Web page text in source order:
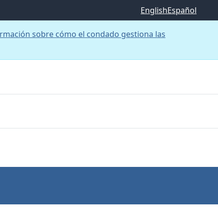
EnglishEspañol
sobre cómo el condado gestiona las